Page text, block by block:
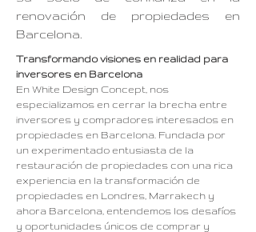
renovación de propiedades en
Barcelona.
Transformando visiones en realidad para
inversores en Barcelona
En White Design Concept, nos
especializamos en cerrar la brecha entre
inversores y compradores interesados ​​en
propiedades en Barcelona. Fundada por
un experimentado entusiasta de la
restauración de propiedades con una rica
experiencia en la transformación de
propiedades en Londres, Marrakech y
ahora Barcelona, ​​entendemos los desafíos
y oportunidades únicos de comprar y